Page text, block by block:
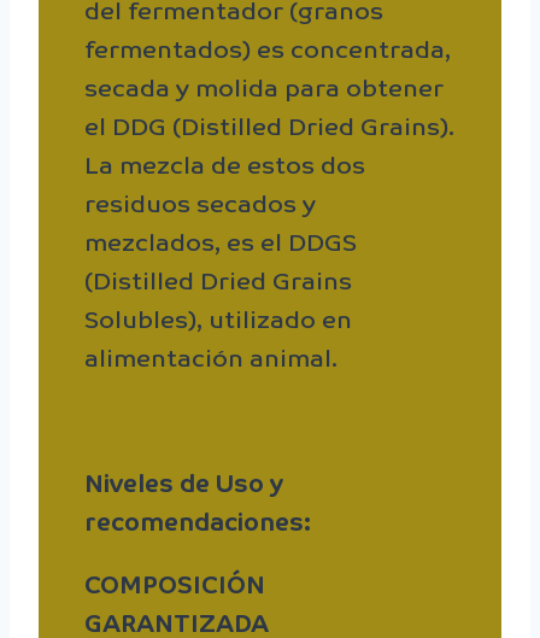
del fermentador (granos
fermentados) es concentrada,
secada y molida para obtener
el DDG (Distilled Dried Grains).
La mezcla de estos dos
residuos secados y
mezclados, es el DDGS
(Distilled Dried Grains
Solubles), utilizado en
alimentación animal.
Niveles de Uso y
recomendaciones:
COMPOSICIÓN
GARANTIZADA